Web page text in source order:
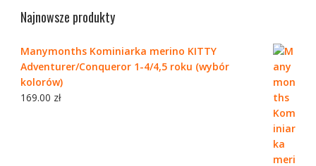
Najnowsze produkty
Manymonths Kominiarka merino KITTY
Adventurer/Conqueror 1-4/4,5 roku (wybór
kolorów)
169.00 zł